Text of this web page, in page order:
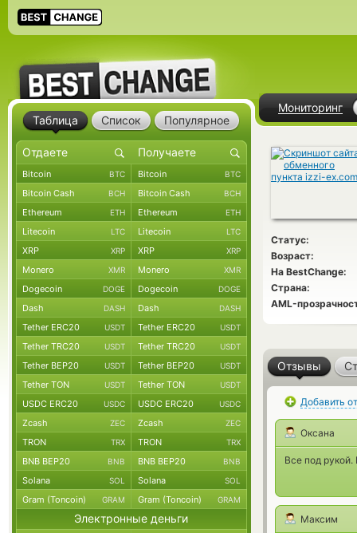
Мониторинг
Статус:
Возраст:
На BestChange:
Страна:
AML-
Отзывы
Добавить
Оксана
Все под
Максим
Таблица Список Популярное
Bitcoin BTC Bitcoin BTC
Bitcoin Cash BCH Bitcoin Cash BCH
Ethereum ETH Ethereum ETH
Litecoin LTC Litecoin LTC
XRP XRP XRP XRP
Monero XMR Monero XMR
Dogecoin DOGE Dogecoin DOGE
Dash DASH Dash DASH
Tether ERC20 USDT Tether ERC20 USDT
Tether TRC20 USDT Tether TRC20 USDT
Tether BEP20 USDT Tether BEP20 USDT
Tether TON USDT Tether TON USDT
USDC ERC20 USDC USDC ERC20 USDC
Zcash ZEC Zcash ZEC
TRON TRX TRON TRX
BNB BEP20 BNB BNB BEP20 BNB
Solana SOL Solana SOL
Gram (Toncoin) GRAM Gram (Toncoin) GRAM
Электронные деньги